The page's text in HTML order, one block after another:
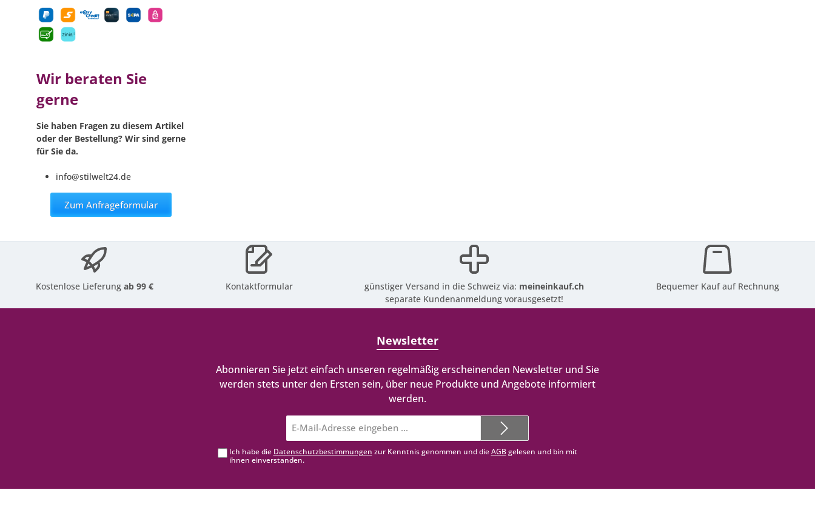
Wir beraten Sie
gerne
Sie haben Fragen zu diesem Artikel
oder der Bestellung? Wir sind gerne
für Sie da.
info@stilwelt24.de
Zum Anfrageformular
Kostenlose Lieferungab 99 € Kontaktformular günstiger Versand in die Schweiz via: meineinkauf.ch
separate Kundenanmeldung vorausgesetzt!
Bequemer Kauf auf Rechnung
Newsletter
Abonnieren Sie jetzt einfach unseren regelmäßig erscheinenden Newsletter und Sie
werden stets unter den Ersten sein, über neue Produkte und Angebote informiert
werden.
Mail-
Adresse*
Ich habe die Datenschutzbestimmungen zur Kenntnis genommen und dieAGBgelesen und bin mit
ihnen einverstanden.